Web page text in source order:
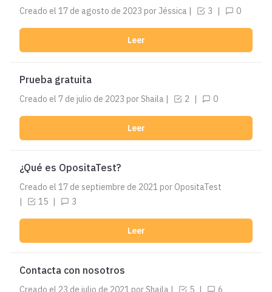
Creado el 17 de agosto de 2023 por Jéssica | 3 | 0
Leer
Prueba gratuita
Creado el 7 de julio de 2023 por Shaila | 2 | 0
Leer
¿Qué es OpositaTest?
Creado el 17 de septiembre de 2021 por OpositaTest
|
15 | 3
Leer
Contacta con nosotros
Creado el 23 de julio de 2021 por Shaila | 5 | 6